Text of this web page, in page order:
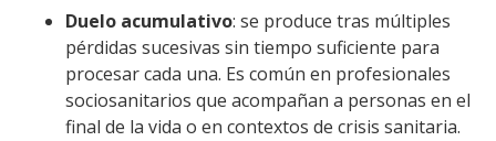
Duelo acumulativo: se produce tras múltiples
pérdidas sucesivas sin tiempo suficiente para
procesar cada una. Es común en profesionales
sociosanitarios que acompañan a personas en el
final de la vida o en contextos de crisis sanitaria.